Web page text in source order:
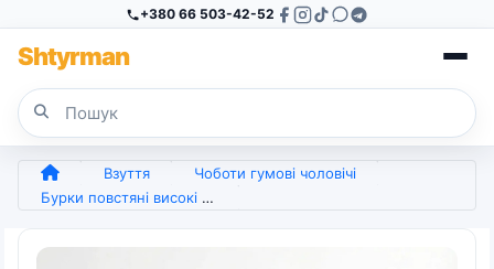
+380 66 503-42-52
Shtyrman
Взуття
Чоботи гумові чоловічі
Бурки повстяні високі чорні стьобані, Теплі вкладки-панчохи в гумові чоботи (розміри 38-45) (арт. 7962)